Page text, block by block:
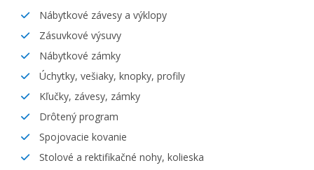
Nábytkové závesy a výklopy
Zásuvkové výsuvy
Nábytkové zámky
Úchytky, vešiaky, knopky, profily
Kľučky, závesy, zámky
Drôtený program
Spojovacie kovanie
Stolové a rektifikačné nohy, kolieska